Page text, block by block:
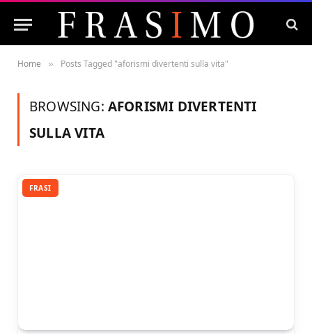
Home » Posts Tagged "aforismi divertenti sulla vita"
BROWSING: AFORISMI DIVERTENTI
SULLA VITA
FRASI